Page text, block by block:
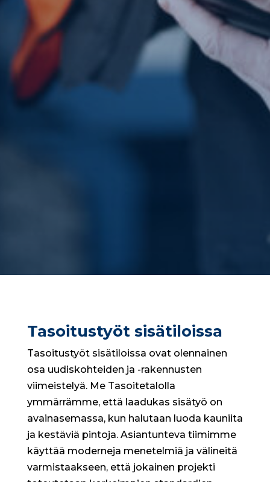
Tasoitustyöt sisätiloissa
Tasoitustyöt sisätiloissa ovat olennainen
osa uudiskohteiden ja -rakennusten
viimeistelyä. Me Tasoitetalolla
ymmärrämme, että laadukas sisätyö on
avainasemassa, kun halutaan luoda kauniita
ja kestäviä pintoja. Asiantunteva tiimimme
käyttää moderneja menetelmiä ja välineitä
varmistaakseen, että jokainen projekti